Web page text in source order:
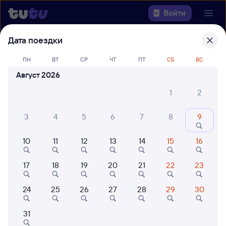
Войти
Выберите день, чтобы найти
билеты Санкт-Петербург Ладож. —
Лоухи
Куда
Когда
Кто едет
Найти поезда
Дата поездки
ПН ВТ СР ЧТ ПТ СБ ВС
Август 2026
1
2
3 4 5 6 7 8 9
10 11 12 13 14 15 16
17 18 19 20 21 22 23
24 25 26 27 28 29 30
31